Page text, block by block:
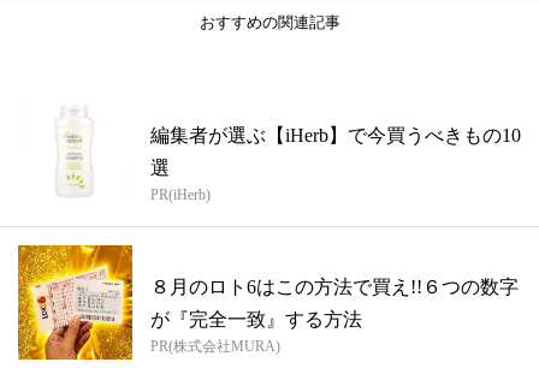
おすすめの関連記事
編集者が選ぶ【iHerb】で今買うべきもの10
選
PR(iHerb)
８月のロト6はこの方法で買え!!６つの数字
が『完全一致』する方法
PR(株式会社MURA)